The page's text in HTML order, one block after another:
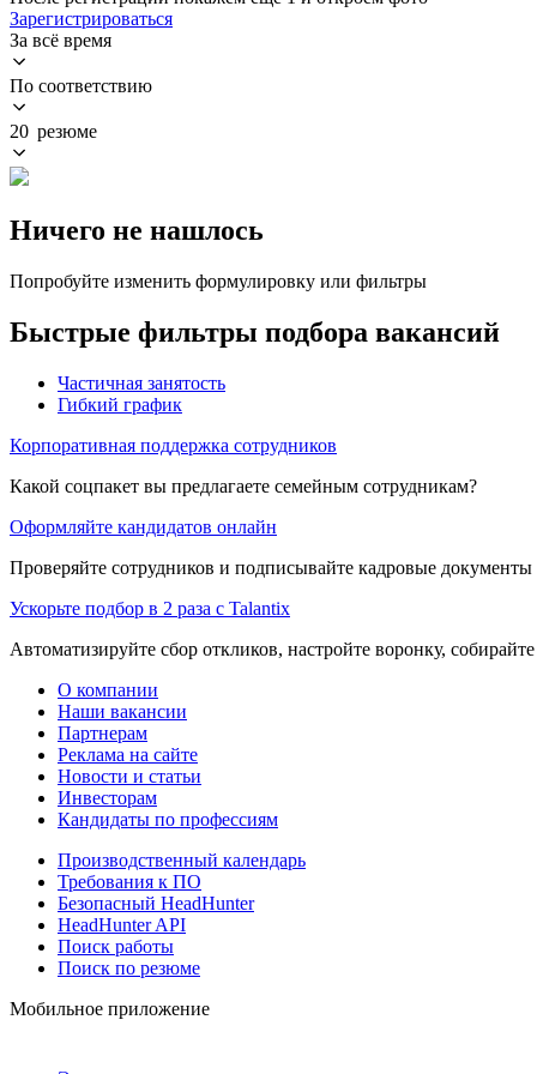
Зарегистрироваться
За всё время
По соответствию
20 резюме
Ничего не нашлось
Попробуйте изменить формулировку или фильтры
Быстрые фильтры подбора вакансий
Частичная занятость
Гибкий график
Корпоративная поддержка сотрудников
Какой соцпакет вы предлагаете семейным сотрудникам?
Оформляйте кандидатов онлайн
Проверяйте сотрудников и подписывайте кадровые
Ускорьте подбор в 2 раза с Talantix
Автоматизируйте сбор откликов, настройте воронку,
О компании
Наши вакансии
Партнерам
Реклама на сайте
Новости и статьи
Инвесторам
Кандидаты по профессиям
Производственный календарь
Требования к ПО
Безопасный HeadHunter
HeadHunter API
Поиск работы
Поиск по резюме
Мобильное приложение